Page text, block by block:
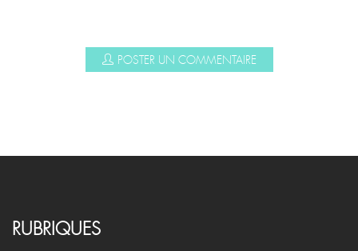
POSTER UN COMMENTAIRE
RUBRIQUES